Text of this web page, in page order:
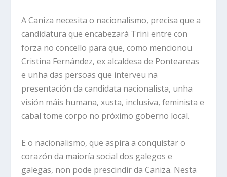
A Caniza necesita o nacionalismo, precisa que a
candidatura que encabezará Trini entre con
forza no concello para que, como mencionou
Cristina Fernández, ex alcaldesa de Ponteareas
e unha das persoas que interveu na
presentación da candidata nacionalista, unha
visión máis humana, xusta, inclusiva, feminista e
cabal tome corpo no próximo goberno local.
E o nacionalismo, que aspira a conquistar o
corazón da maioría social dos galegos e
galegas, non pode prescindir da Caniza. Nesta